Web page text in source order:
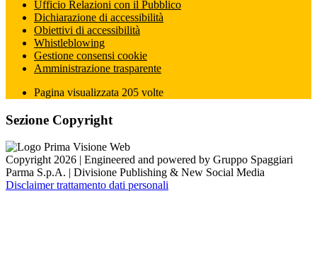
Ufficio Relazioni con il Pubblico
Dichiarazione di accessibilità
Obiettivi di accessibilità
Whistleblowing
Gestione consensi cookie
Amministrazione trasparente
Pagina visualizzata 205 volte
Sezione Copyright
Copyright 2026 | Engineered and powered by Gruppo Spaggiari
Parma S.p.A. | Divisione Publishing & New Social Media
Disclaimer trattamento dati personali